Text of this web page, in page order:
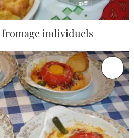
fromage individuels